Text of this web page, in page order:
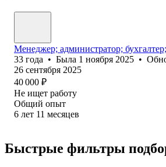
Менеджер; администратор;
33 года • Была 1 ноября 2025 •
26 сентября 2025
40 000 ₽
Не ищет работу
Общий опыт
6 лет 11 месяцев
Быстрые фильтры